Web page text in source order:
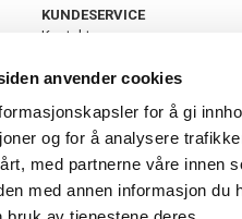
anvender cookies
for å gi
og for å analysere
med partnerne våre innen
med annen informasjon
KUNDESERVICE
Kontakt oss
Retur og bytte
Personvern
Frakt og levering
Ledige stillinger
FAQ - Ofte stilte spørsmål
Åpenhetsloven